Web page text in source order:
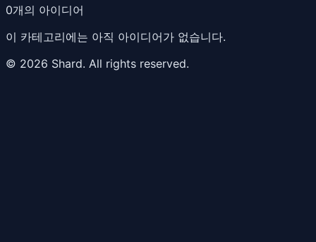
0개의 아이디어
이 카테고리에는 아직 아이디어가 없습니다.
© 2026 Shard. All rights reserved.